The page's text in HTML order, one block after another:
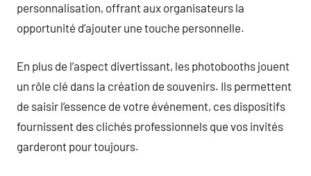
personnalisation, offrant aux organisateurs la
opportunité d’ajouter une touche personnelle.
En plus de l’aspect divertissant, les photobooths jouent
un rôle clé dans la création de souvenirs. Ils permettent
de saisir l’essence de votre événement, ces dispositifs
fournissent des clichés professionnels que vos invités
garderont pour toujours.